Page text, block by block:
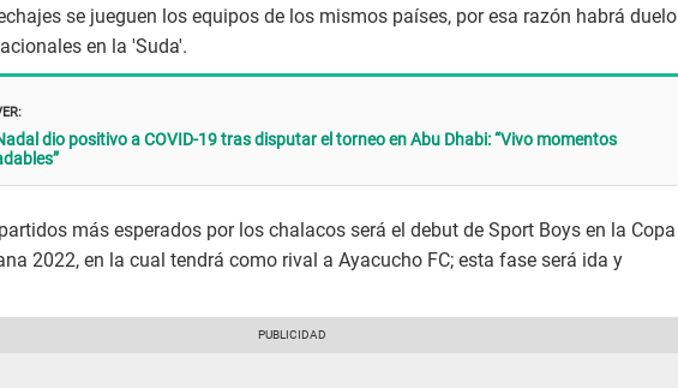
se jueguen los equipos de los mismos países, por esa razón habrá duelo
en la 'Suda'.
dio positivo a COVID-19 tras disputar el torneo en Abu Dhabi: “Vivo momentos
más esperados por los chalacos será el debut de Sport Boys en la Copa
2022, en la cual tendrá como rival a Ayacucho FC; esta fase será ida y